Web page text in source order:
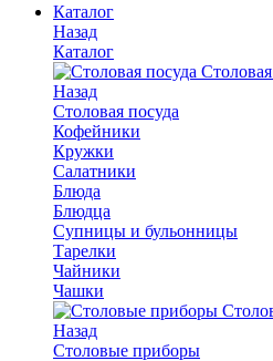
Каталог
Назад
Каталог
Назад
Столовая посуда
Кофейники
Кружки
Салатники
Блюда
Блюдца
Супницы и бульонницы
Тарелки
Чайники
Чашки
Назад
Cтоловые приборы